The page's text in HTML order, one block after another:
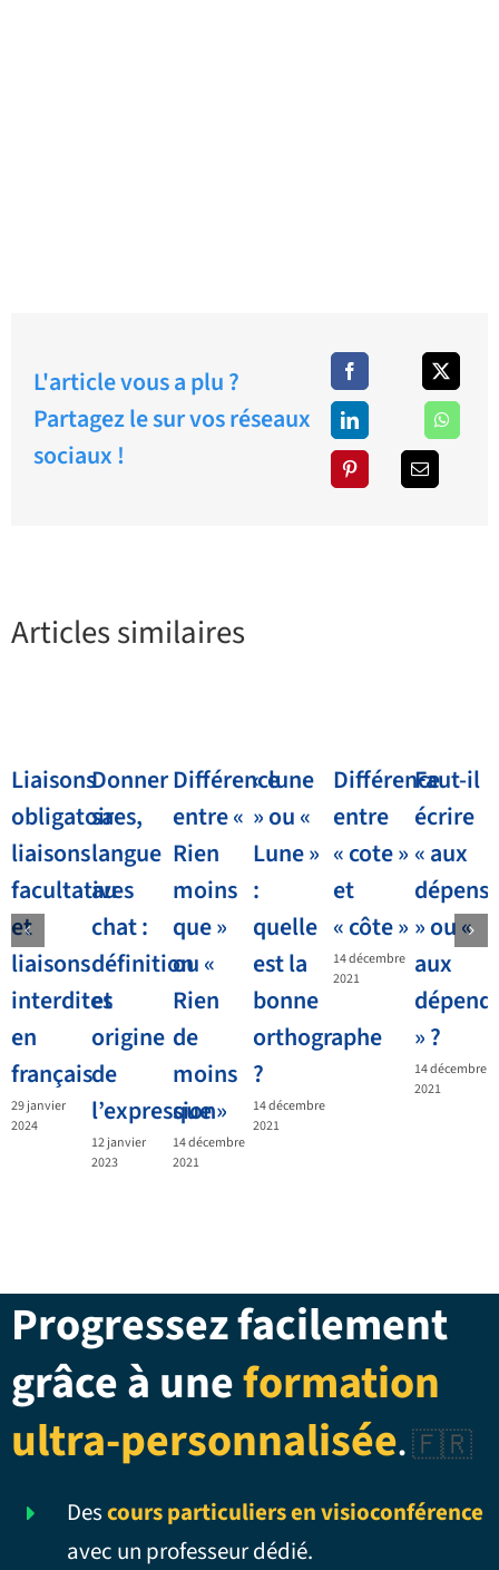
L'article vous a plu ?
Partagez le sur vos réseaux
sociaux !
Articles similaires
Liaisons
obligatoires,
liaisons
facultatives
et
liaisons
interdites
en
français
29 janvier
2024
Donner
sa
langue
au
chat :
définition
et
origine
de
l’expression
12 janvier
2023
Différence
entre «
Rien
moins
que »
ou «
Rien
de
moins
que »
14 décembre
2021
« lune
» ou «
Lune »
:
quelle
est la
bonne
orthographe
?
14 décembre
2021
Différence
entre
« cote »
et
« côte »
14 décembre
2021
Faut-il
écrire
« aux
dépens
» ou «
aux
» ?
14 décembre
2021
Progressez facilement
grâce à uneformation
ultra-personnalisée.🇫🇷
Descours particuliers en visioconférence
avec un professeur dédié.